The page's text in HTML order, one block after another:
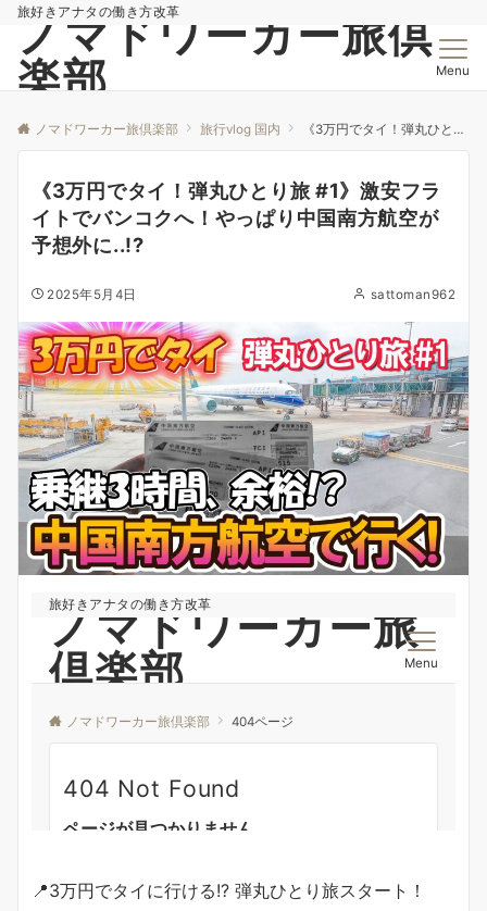
旅好きアナタの働き方改革
ノマドワーカー旅倶
楽部
Menu
ノマドワーカー旅倶楽部 旅行vlog 国内 《3万円でタイ！弾丸ひとり旅 #1》激安フライトでバンコクへ！やっぱり中国南方航空が予想外に..!?
《3万円でタイ！弾丸ひとり旅 #1》激安フラ
イトでバンコクへ！やっぱり中国南方航空が
予想外に..!?
2025年5月4日 sattoman962
📍3万円でタイに行ける!? 弾丸ひとり旅スタート！